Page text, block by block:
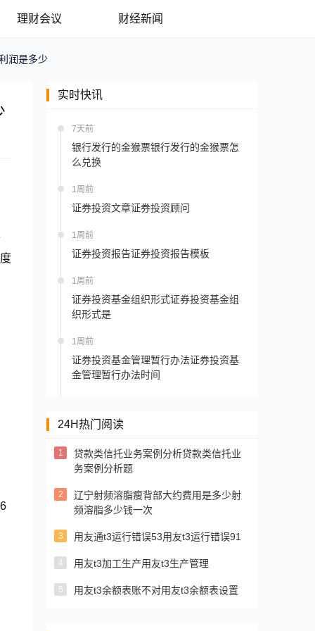
理财会议 财经新闻
润是多少
实时快讯
7天前
银行发行的金猴票银行发行的金猴票怎
么兑换
1周前
证券投资文章证券投资顾问
1周前
证券投资报告证券投资报告模板
1周前
证券投资基金组织形式证券投资基金组
织形式是
1周前
证券投资基金管理暂行办法证券投资基
金管理暂行办法时间
24H热门阅读
1
贷款类信托业务案例分析贷款类信托业
务案例分析题
2
辽宁射频溶脂瘦背部大约费用是多少射
频溶脂多少钱一次
3 用友通t3运行错误53用友t3运行错误91
4 用友t3加工生产用友t3生产管理
5 用友t3余额表账不对用友t3余额表设置